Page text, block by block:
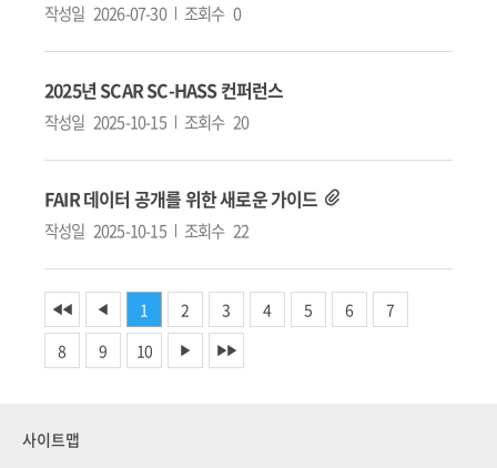
작성일 2026-07-30 조회수 0
2025년 SCAR SC-HASS 컨퍼런스
작성일 2025-10-15 조회수 20
FAIR 데이터 공개를 위한 새로운 가이드
작성일 2025-10-15 조회수 22
◀◀ ◀ 1 2 3 4 5 6
7
8
9 10 ▶ ▶▶
사이트맵